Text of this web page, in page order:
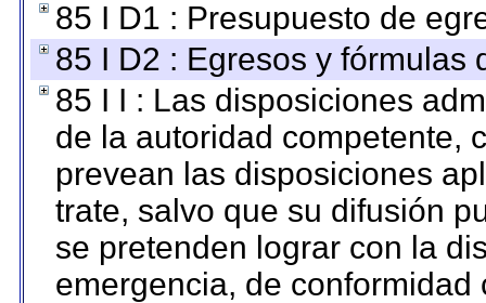
85 I D1 : Presupuesto de
85 I D2 : Egresos y fórmulas
85 I I : Las disposiciones
de la autoridad competente,
prevean las disposiciones
trate, salvo que su difusión
se pretenden lograr con la
emergencia, de